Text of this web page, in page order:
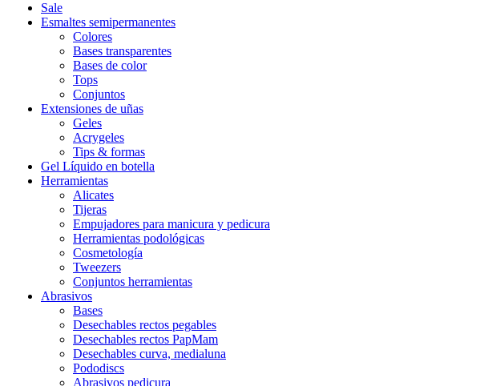
Sale
Esmaltes semipermanentes
Colores
Bases transparentes
Bases de color
Tops
Conjuntos
Extensiones de uñas
Geles
Acrygeles
Tips & formas
Gel Líquido en botella
Herramientas
Alicates
Tijeras
Empujadores para manicura y pedicura
Herramientas podológicas
Cosmetología
Tweezers
Conjuntos herramientas
Abrasivos
Bases
Desechables rectos pegables
Desechables rectos PapMam
Desechables curva, medialuna
Pododiscs
Abrasivos pedicura